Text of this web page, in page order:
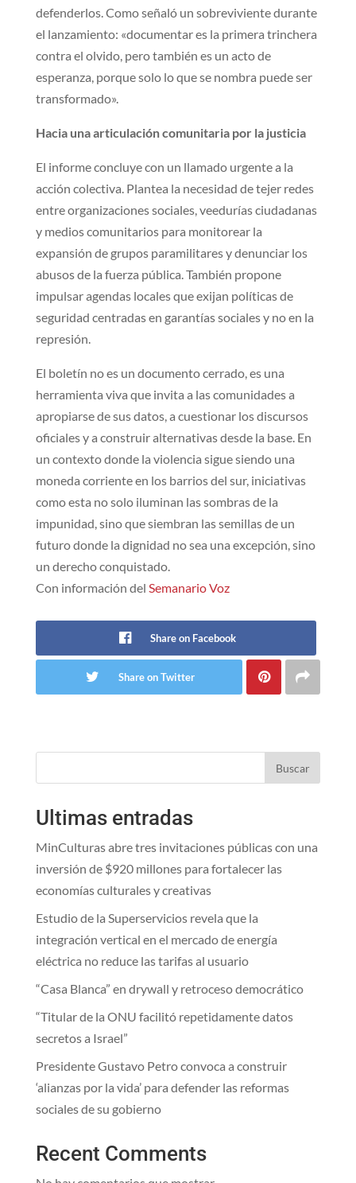
defenderlos. Como señaló un sobreviviente durante
el lanzamiento: «documentar es la primera trinchera
contra el olvido, pero también es un acto de
esperanza, porque solo lo que se nombra puede ser
transformado».
Hacia una articulación comunitaria por la justicia
El informe concluye con un llamado urgente a la
acción colectiva. Plantea la necesidad de tejer redes
entre organizaciones sociales, veedurías ciudadanas
y medios comunitarios para monitorear la
expansión de grupos paramilitares y denunciar los
abusos de la fuerza pública. También propone
impulsar agendas locales que exijan políticas de
seguridad centradas en garantías sociales y no en la
represión.
El boletín no es un documento cerrado, es una
herramienta viva que invita a las comunidades a
apropiarse de sus datos, a cuestionar los discursos
oficiales y a construir alternativas desde la base. En
un contexto donde la violencia sigue siendo una
moneda corriente en los barrios del sur, iniciativas
como esta no solo iluminan las sombras de la
impunidad, sino que siembran las semillas de un
futuro donde la dignidad no sea una excepción, sino
un derecho conquistado.
Con información del Semanario Voz
Share on Facebook
Share on Twitter
Buscar
Ultimas entradas
MinCulturas abre tres invitaciones públicas con una
inversión de $920 millones para fortalecer las
economías culturales y creativas
Estudio de la Superservicios revela que la
integración vertical en el mercado de energía
eléctrica no reduce las tarifas al usuario
“Casa Blanca” en drywall y retroceso democrático
“Titular de la ONU facilitó repetidamente datos
secretos a Israel”
Presidente Gustavo Petro convoca a construir
‘alianzas por la vida’ para defender las reformas
sociales de su gobierno
Recent Comments